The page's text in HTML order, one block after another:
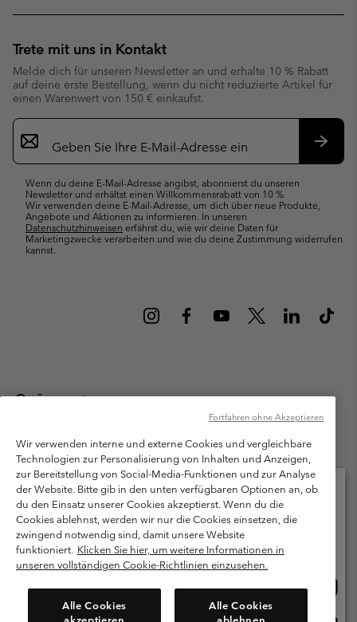
Trete mit uns in Kontakt
Melde dich für unseren Newsletter an und erhalte 10 % Rabatt
auf deine erste Bestellung, wenn du nicht reduzierte Artikel für
einen Warenwert von 150 € einkaufst.
Newsletter-
Anmeldung
Wenn du deine E-Mail-Adresse angibst, abonnierst du unseren
Newsletter und erhältst einen Willkommensrabatt von 10 %.
Wir verwenden deine E-Mail-Adresse, um dich über neue Produkte,
Angebote und Aktionen zu informieren. In unseren
Datenschutzhinweisen erfährst du, wie wir deine Daten für
Marketingzwecke verarbeiten und wie du deine Zustimmung widerrufen
kannst.
Österreich
Columbia Sportswear Austria GmbH. Moosfeldstraße 1, 5101
Bergheim, Salzburg Österreich. Alle Rechte vorbehalten.
Nutzungsbedingungen
Allgemeine Verkaufsbedingungen
Garantie
Datenschutzerklärung
Bestimmungen und Bedingungen des Mitglieder Programms
Nutzungsbedingungen Für Nutzergenerierte Inhalte
Cookies
Kundenservice: Mo- Fr. 9:00 - 13:00 & 14:00- 18:00 Uhr
(+)43720880525
Wir verwenden interne und externe Cookies und vergleichbare
Technologien zur Personalisierung von Inhalten und Anzeigen,
zur Bereitstellung von Social-Media-Funktionen und zur Analyse
der Website. Bitte gib in den unten verfügbaren Optionen an, ob
du den Einsatz unserer Cookies akzeptierst. Wenn du die
Cookies ablehnst, werden wir nur die Cookies einsetzen, die
zwingend notwendig sind, damit unsere Website
funktioniert. Klicken Sie hier, um weitere Informationen in
unseren vollständigen Cookie-Richtlinien einzusehen.
Alle Cookies
Alle Cookies
Fortfahren ohne Akzeptieren
Bitte wählen Sie Ihr Lieferland und Ihre Sprache
Online-Einkauf verfügbar